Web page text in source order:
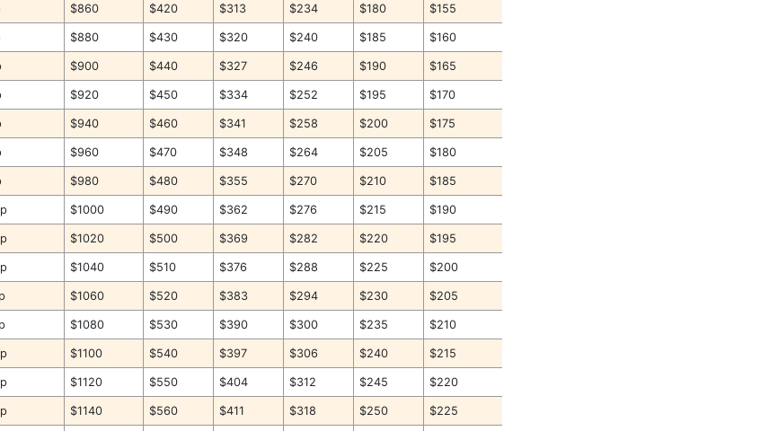
$860 $420 $313 $234 $180 $155
$880 $430 $320 $240 $185 $160
$900 $440 $327 $246 $190 $165
$920 $450 $334 $252 $195 $170
$940 $460 $341 $258 $200 $175
$960 $470 $348 $264 $205 $180
$980 $480 $355 $270 $210 $185
$1000 $490 $362 $276 $215 $190
$1020 $500 $369 $282 $220 $195
$1040 $510 $376 $288 $225 $200
$1060 $520 $383 $294 $230 $205
$1080 $530 $390 $300 $235 $210
$1100 $540 $397 $306 $240 $215
$1120 $550 $404 $312 $245 $220
$1140 $560 $411 $318 $250 $225